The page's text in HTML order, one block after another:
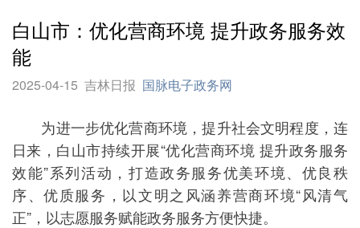
白山市：优化营商环境 提升政务服务效
能
2025-04-15 吉林日报 国脉电子政务网
为进一步优化营商环境，提升社会文明程度，连
日来，白山市持续开展“优化营商环境 提升政务服务
效能”系列活动，打造政务服务优美环境、优良秩
序、优质服务，以文明之风涵养营商环境“风清气
正”，以志愿服务赋能政务服务方便快捷。